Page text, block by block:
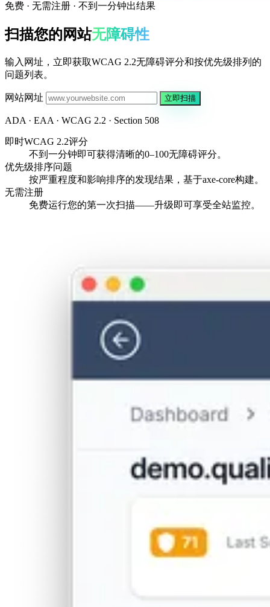
免费 · 无需注册 · 不到一分钟出结果
扫描您的网站无障碍性
输入网址，立即获取WCAG 2.2无障碍评分和按优先级排列的
问题列表。
网站网址 立即扫描
ADA · EAA · WCAG 2.2 · Section 508
即时WCAG 2.2评分
不到一分钟即可获得清晰的0–100无障碍评分。
优先级排序问题
按严重程度和影响排序的发现结果，基于axe-core构建。
无需注册
免费运行您的第一次扫描——升级即可享受全站监控。